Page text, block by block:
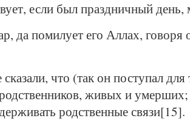
если был праздничный
да помилует его Аллах, говоря
что (так он поступал
живых и умерших;
родственные связи[15].